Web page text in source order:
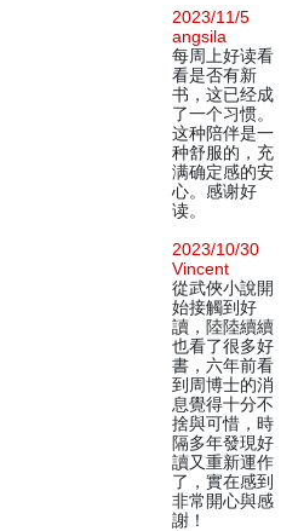
2023/11/5
angsila
每周上好读看
看是否有新
书，这已经成
了一个习惯。
这种陪伴是一
种舒服的，充
满确定感的安
心。感谢好
读。
2023/10/30
Vincent
從武俠小說開
始接觸到好
讀，陸陸續續
也看了很多好
書，六年前看
到周博士的消
息覺得十分不
捨與可惜，時
隔多年發現好
讀又重新運作
了，實在感到
非常開心與感
謝！